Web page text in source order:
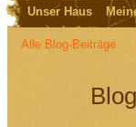
Unser Haus
Alle Blog-Beiträge